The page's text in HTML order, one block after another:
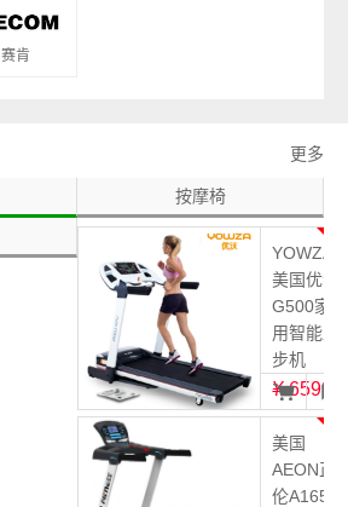
赛肯
更多
按摩椅
YOWZA
美国优沃
G500家
用智能跑
步机
¥ 6599
美国
AEON正
伦A165